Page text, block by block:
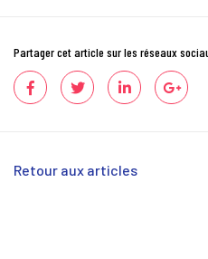
Partager cet article sur les réseaux
Retour aux articles